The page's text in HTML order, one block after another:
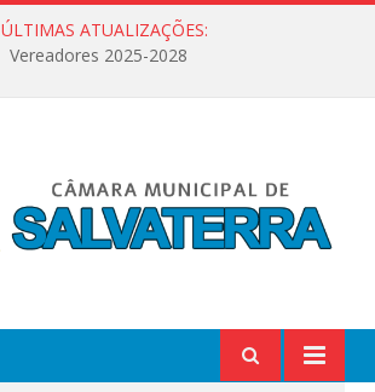
ÚLTIMAS ATUALIZAÇÕES:
Vereadores 2025-2028